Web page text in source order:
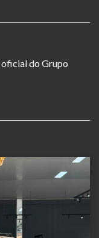
do Grupo